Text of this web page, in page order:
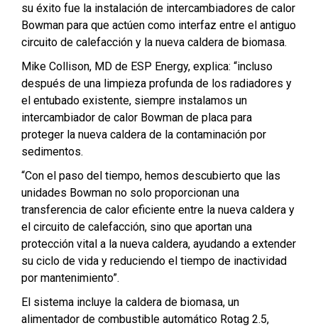
su éxito fue la instalación de intercambiadores de calor
Bowman para que actúen como interfaz entre el antiguo
circuito de calefacción y la nueva caldera de biomasa.
Mike Collison, MD de ESP Energy, explica: “incluso
después de una limpieza profunda de los radiadores y
el entubado existente, siempre instalamos un
intercambiador de calor Bowman de placa para
proteger la nueva caldera de la contaminación por
sedimentos.
“Con el paso del tiempo, hemos descubierto que las
unidades Bowman no solo proporcionan una
transferencia de calor eficiente entre la nueva caldera y
el circuito de calefacción, sino que aportan una
protección vital a la nueva caldera, ayudando a extender
su ciclo de vida y reduciendo el tiempo de inactividad
por mantenimiento”.
El sistema incluye la caldera de biomasa, un
alimentador de combustible automático Rotag 2.5,